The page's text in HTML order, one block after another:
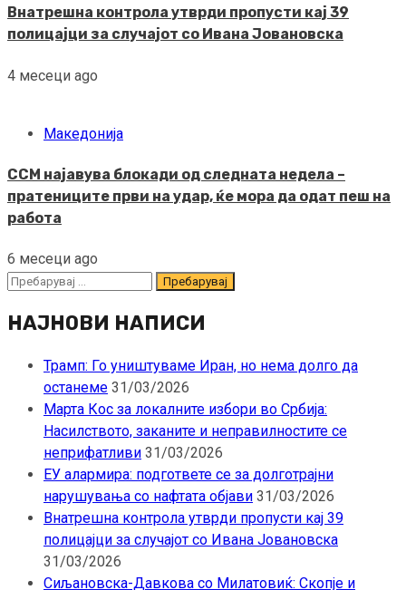
Внатрешна контрола утврди пропусти кај 39
полицајци за случајот со Ивана Јовановска
4 месеци ago
Македонија
ССМ најавува блокади од следната недела –
пратениците први на удар, ќе мора да одат пеш на
работа
6 месеци ago
Пребарувај
НАЈНОВИ НАПИСИ
Трамп: Го уништуваме Иран, но нема долго да
останеме 31/03/2026
Марта Кос за локалните избори во Србија:
Насилството, заканите и неправилностите се
неприфатливи 31/03/2026
ЕУ алармира: подгответе се за долготрајни
нарушувања со нафтата објави 31/03/2026
Внатрешна контрола утврди пропусти кај 39
полицајци за случајот со Ивана Јовановска
31/03/2026
Сиљановска-Давкова со Милатовиќ: Скопје и